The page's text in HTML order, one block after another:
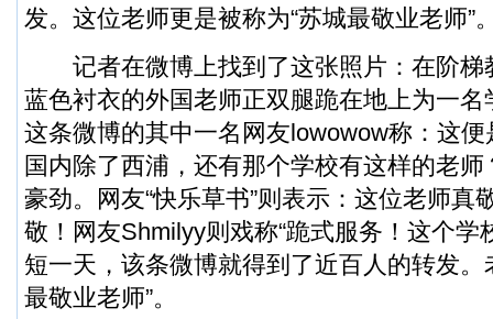
发。这位老师更是被称为“苏城最敬业老师”
记者在微博上找到了这张照片：在阶梯
蓝色衬衣的外国老师正双腿跪在地上为一
这条微博的其中一名网友lowowow称：这
国内除了西浦，还有那个学校有这样的老
豪劲。网友“快乐草书”则表示：这位老师真
敬！网友Shmilyy则戏称“跪式服务！这个学
短一天，该条微博就得到了近百人的转发。
最敬业老师”。